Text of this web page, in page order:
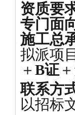
资质要
专门面
施工总
拟派项
＋ B证
联系方
以招标